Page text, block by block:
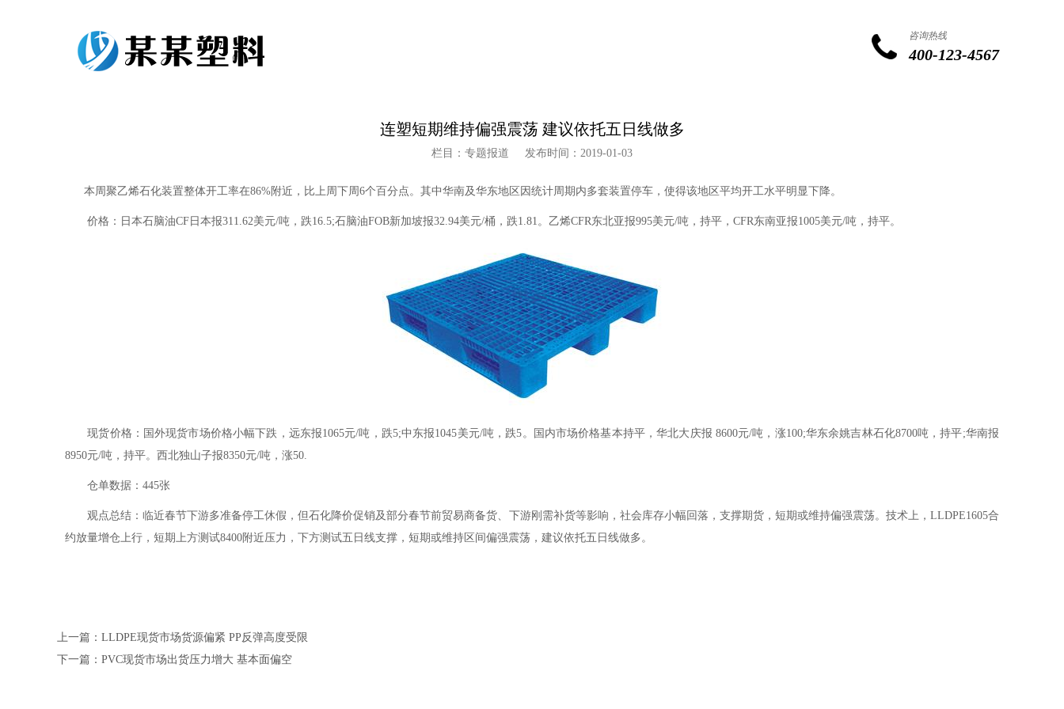
咨询热线
400-123-4567
连塑短期维持偏强震荡 建议依托五日线做多
栏目：专题报道 发布时间：2019-01-03
本周聚乙烯石化装置整体开工率在86%附近，比上周下周6个百分点。其中华南及华东地区因统计周期内多套装置停车，使得该地区平均开工水平明显下降。
价格：日本石脑油CF日本报311.62美元/吨，跌16.5;石脑油FOB新加坡报32.94美元/桶，跌1.81。乙烯CFR东北亚报995美元/吨，持平，CFR东南亚报1005美元/吨，持平。
现货价格：国外现货市场价格小幅下跌，远东报1065元/吨，跌5;中东报1045美元/吨，跌5。国内市场价格基本持平，华北大庆报 8600元/吨，涨100;华东余姚吉林石化8700吨，持平;华南报
8950元/吨，持平。西北独山子报8350元/吨，涨50.
仓单数据：445张
观点总结：临近春节下游多准备停工休假，但石化降价促销及部分春节前贸易商备货、下游刚需补货等影响，社会库存小幅回落，支撑期货，短期或维持偏强震荡。技术上，LLDPE1605合
约放量增仓上行，短期上方测试8400附近压力，下方测试五日线支撑，短期或维持区间偏强震荡，建议依托五日线做多。
上一篇：LLDPE现货市场货源偏紧 PP反弹高度受限
下一篇：PVC现货市场出货压力增大 基本面偏空